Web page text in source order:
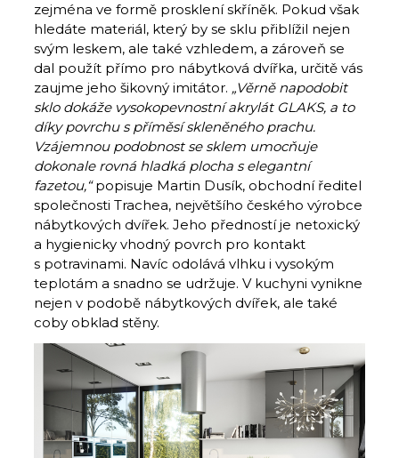
zejména ve formě prosklení skříněk. Pokud však
hledáte materiál, který by se sklu přiblížil nejen
svým leskem, ale také vzhledem, a zároveň se
dal použít přímo pro nábytková dvířka, určitě vás
zaujme jeho šikovný imitátor. „Věrně napodobit
sklo dokáže vysokopevnostní akrylát GLAKS, a to
díky povrchu s příměsí skleněného prachu.
Vzájemnou podobnost se sklem umocňuje
dokonale rovná hladká plocha s elegantní
fazetou,“popisuje Martin Dusík, obchodní ředitel
společnosti Trachea, největšího českého výrobce
nábytkových dvířek. Jeho předností je netoxický
a hygienicky vhodný povrch pro kontakt
s potravinami. Navíc odolává vlhku i vysokým
teplotám a snadno se udržuje. V kuchyni vynikne
nejen v podobě nábytkových dvířek, ale také
coby obklad stěny.